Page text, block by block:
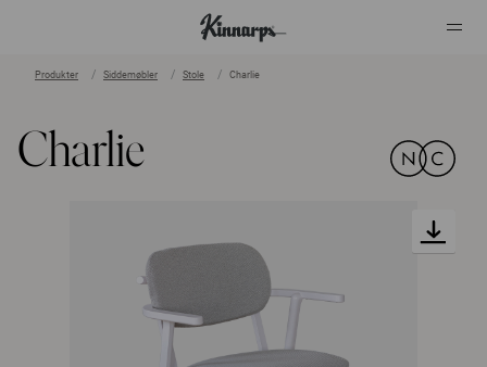
Produkter Siddemøbler Stole Charlie
Charlie